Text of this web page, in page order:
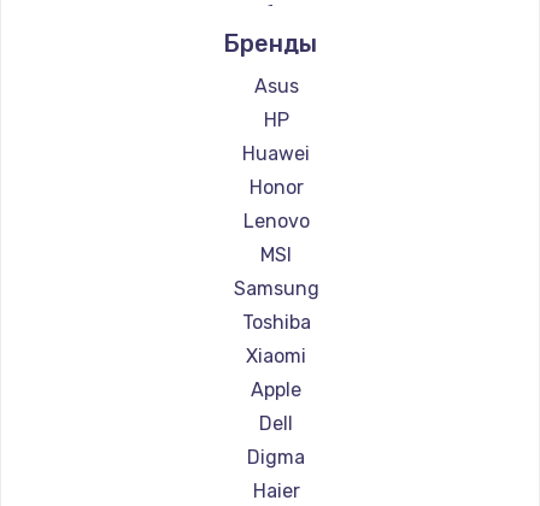
Ремонт ноутбуков Alienware
Ремонт ноутбуков Aquarius
Ремонт ноутбуков Gigabyte
Ремонт ноутбуков Aorus
Ремонт ноутбуков Maibenben
Ремонт ноутбуков Getac
Ремонт ноутбуков Epson
Ремонт ноутбуков Philips
Ремонт ноутбуков LG
Ремонт ноутбуков Panasonic
Ремонт ноутбуков Irbis
Ремонт ноутбуков Thunderobot
Ремонт ноутбуков Hasee
Ремонт ноутбуков ZTE
Ремонт ноутбуков Hiper
Бренды
Asus
HP
Huawei
Honor
Lenovo
MSI
Samsung
Toshiba
Xiaomi
Apple
Dell
Digma
Haier